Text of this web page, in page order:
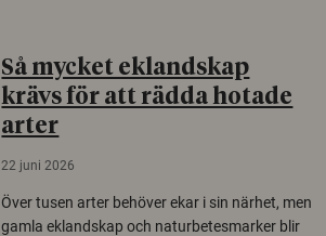
Så mycket eklandskap
krävs för att rädda hotade
arter
22 juni 2026
Över tusen arter behöver ekar i sin närhet, men
gamla eklandskap och naturbetesmarker blir